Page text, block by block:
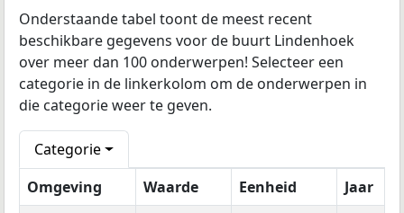
Onderstaande tabel toont de meest recent
beschikbare gegevens voor de buurt Lindenhoek
over meer dan 100 onderwerpen! Selecteer een
categorie in de linkerkolom om de onderwerpen in
die categorie weer te geven.
Categorie
Omgeving
Waarde Eenheid
Jaar